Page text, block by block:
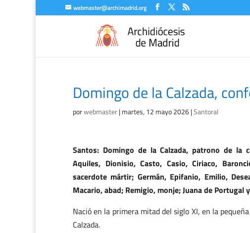
webmaster@archimadrid.org
Domingo de la Calzada,
porwebmaster|martes, 12 mayo 2026|Santoral
Santos: Domingo de la Calzada, patrono de la
Aquiles, Dionisio, Casto, Casio, Ciriaco,
sacerdote mártir; Germán, Epifanio, Emilio,
Macario, abad; Remigio, monje; Juana de Portugal
Nació en la primera mitad del siglo XI, en la
Calzada.